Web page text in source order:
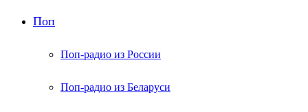
Поп
Поп-радио из России
Поп-радио из Беларуси